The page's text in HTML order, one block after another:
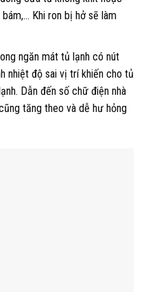
Khi ron bị hở sẽ làm
ngăn mát tủ lạnh có nút
nhiệt độ sai vị trí khiến cho tủ
Dẫn đến số chữ điện nhà
tăng theo và dễ hư hỏng